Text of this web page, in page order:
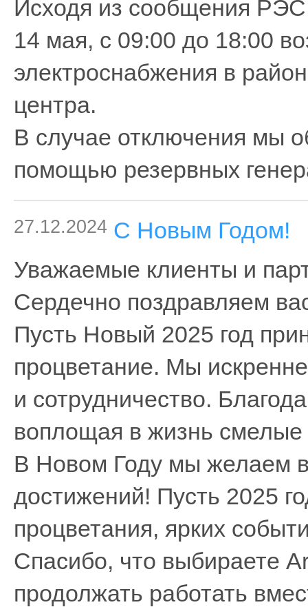
Исходя из сообщения РЭС
14 мая, с 09:00 до 18:00
электроснабжения в
центра.
В случае отключения мы
помощью резервных
27.12.2024 С Новым Годом!
Уважаемые клиенты и
Сердечно поздравляем
Пусть Новый 2025 год
процветание. Мы
и сотрудничество.
воплощая в жизнь смелые
В Новом Году мы желаем
достижений! Пусть 2025
процветания, ярких
Спасибо, что выбираете
продолжать работать